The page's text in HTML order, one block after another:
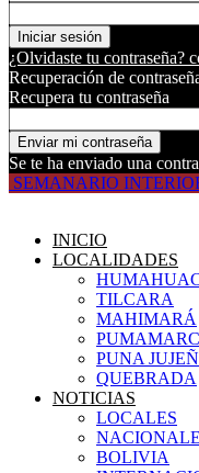
¿Olvidaste tu contraseña?
Recuperación de
Recupera tu contraseña
Se te ha enviado una
SEMANARIO
INICIO
LOCALIDADES
TILCARA
MAHIMARÁ
PUNA
QUEBRADA
NOTICIAS
LOCALES
BOLIVIA